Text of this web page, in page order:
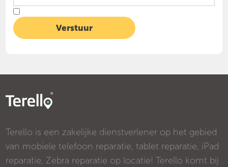
Terello is een zakelijke dienstverlener op het gebied
van mobiele telefoon reparatie, tablet reparatie, iPad
reparatie, Zebra reparatie op locatie! Terello komt bij